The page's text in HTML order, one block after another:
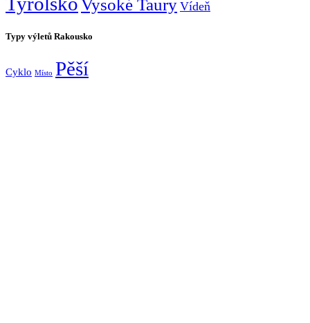
Vysoké Taury Vídeň
Typy výletů Rakousko
Cyklo Místo Pěší